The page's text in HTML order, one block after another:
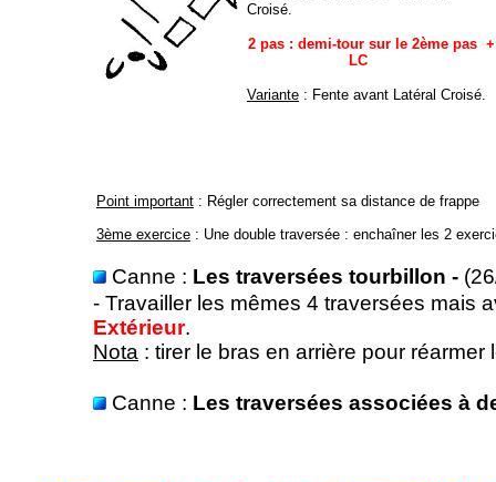
Croisé.
2 pas : demi-tour sur le 2ème pas +
LC
Variante : Fente avant Latéral Croisé.
Point important : Régler correctement sa distance de frappe
3ème exercice : Une double traversée : enchaîner les 2
Canne : Les traversées tourbillon -
- Travailler les mêmes 4 traversées mais
Extérieur.
Nota : tirer le bras en arrière pour réarmer
Canne : Les traversées associées à